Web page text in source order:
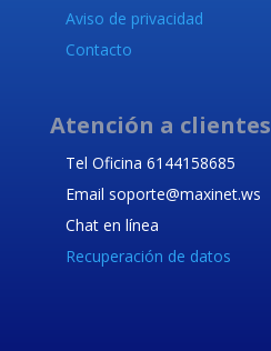
Aviso de privacidad
Contacto
Atención a clientes
Tel Oficina 6144158685
Email soporte@maxinet.ws
Chat en línea
Recuperación de datos